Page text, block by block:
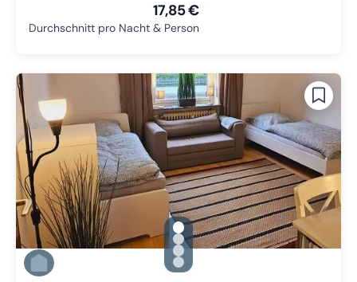
17,85 €
Durchschnitt pro Nacht & Person
gallery.slide_selector
Zu Slide 1 wechseln
Zu Slide 2 wechseln
Zu Slide 3 wechseln
Zu Slide 4 wechseln